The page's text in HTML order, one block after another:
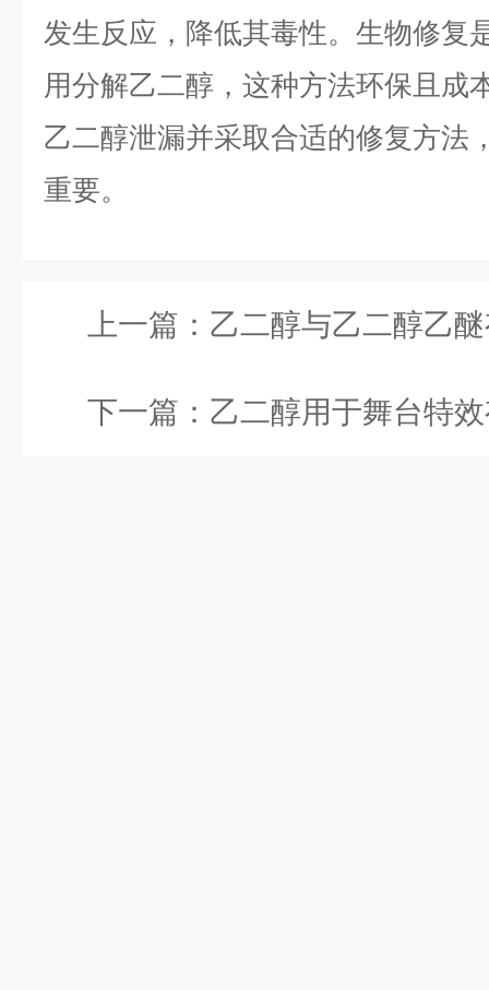
发生反应，降低其毒性。生物修复
用分解乙二醇，这种方法环保且成
乙二醇泄漏并采取合适的修复方法
重要。
上一篇： 乙二醇与乙二醇乙醚有什么
下一篇： 乙二醇用于舞台特效有什么